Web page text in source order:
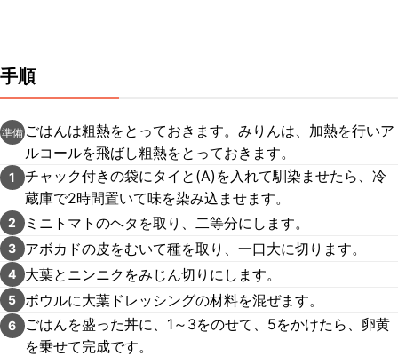
手順
準備 ごはんは粗熱をとっておきます。みりんは、加熱を行いア
ルコールを飛ばし粗熱をとっておきます。
1
チャック付きの袋にタイと(A)を入れて馴染ませたら、冷
蔵庫で2時間置いて味を染み込ませます。
2 ミニトマトのヘタを取り、二等分にします。
3 アボカドの皮をむいて種を取り、一口大に切ります。
4 大葉とニンニクをみじん切りにします。
5 ボウルに大葉ドレッシングの材料を混ぜます。
6
ごはんを盛った丼に、1～3をのせて、5をかけたら、卵黄
を乗せて完成です。